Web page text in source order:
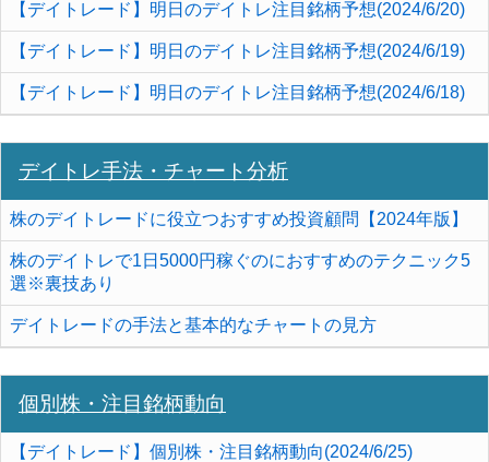
【デイトレード】明日のデイトレ注目銘柄予想(2024/6/20)
【デイトレード】明日のデイトレ注目銘柄予想(2024/6/19)
【デイトレード】明日のデイトレ注目銘柄予想(2024/6/18)
デイトレ手法・チャート分析
株のデイトレードに役立つおすすめ投資顧問【2024年版】
株のデイトレで1日5000円稼ぐのにおすすめのテクニック5
選※裏技あり
デイトレードの手法と基本的なチャートの見方
個別株・注目銘柄動向
【デイトレード】個別株・注目銘柄動向(2024/6/25)